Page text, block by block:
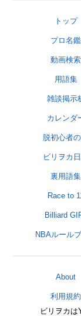
トップ
プロ名鑑
動画検索
用語集
雑談掲示
カレンダ
脱初心者
ビリヲカ
裏用語集
Race to
Billiard
NBAルール
About
利用規約
ビリヲカは